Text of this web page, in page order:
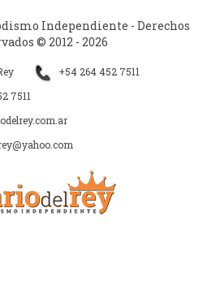
Independiente - Derechos
© 2012 - 2026
+54 264 452 7511
7511